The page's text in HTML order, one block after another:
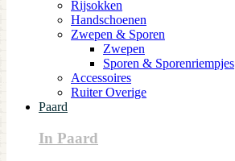
Rijsokken
Handschoenen
Zwepen & Sporen
Zwepen
Sporen & Sporenriempjes
Accessoires
Ruiter Overige
Paard
In Paard